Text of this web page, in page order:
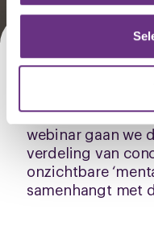
partners voor social
partners kunnen deze
verzameld op basis
U kunt uw
intrekken via de
het ronde cookie-
pagina.
Bij de zorg voor
maar ook taken
houden over
webinar gaan we
verdeling van
onzichtbare
samenhangt met